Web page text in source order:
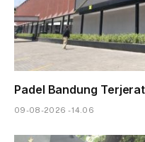
Padel Bandung
09-08-2026 - 14.06